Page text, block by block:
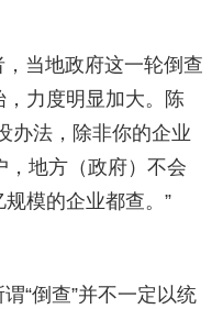
当地政府这一轮倒查
力度明显加大。陈
办法，除非你的企业
，地方（政府）不会
模的企业都查。”
“倒查”并不一定以统